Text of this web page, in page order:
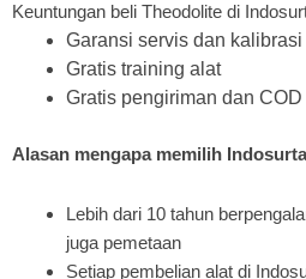
Keuntungan beli Theodolite di
Garansi servis dan kalibrasi
Gratis training alat
Gratis pengiriman dan
Alasan mengapa memilih
Lebih dari 10 tahun
juga pemetaan
Setiap pembelian alat di